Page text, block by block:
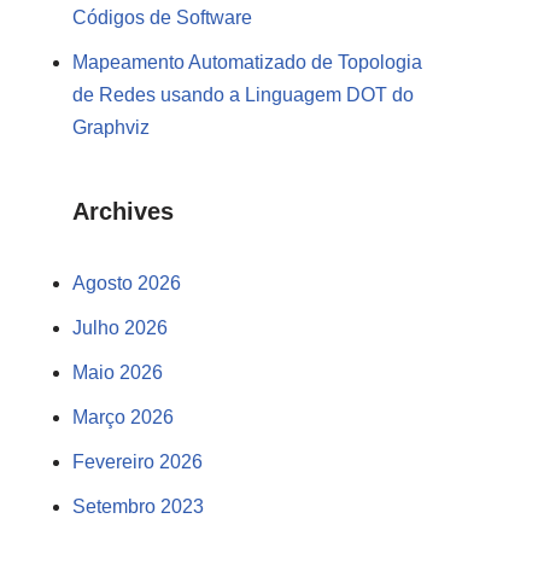
Códigos de Software
Mapeamento Automatizado de Topologia
de Redes usando a Linguagem DOT do
Graphviz
Archives
Agosto 2026
Julho 2026
Maio 2026
Março 2026
Fevereiro 2026
Setembro 2023